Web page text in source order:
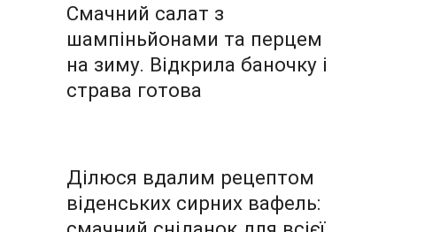
Смачний салат з
шампіньйонами та перцем
на зиму. Відкрила баночку і
страва готова
Ділюся вдалим рецептом
віденських сирних вафель: